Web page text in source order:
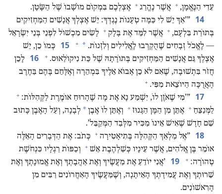
עֵדִי הַנֶּאֱמָן,‏ + אֲשֶׁר נֶהֱרַג + אֶצְלְכֶם בִּמְקוֹם מוֹשָׁבוֹ שֶׁל הַשָּׂטָן.‏
14 ‏”‏’‏אַךְ יֵשׁ לִי כַּמָּה טְעָנוֹת נֶגְדְּךָ:‏ יֵשׁ אֶצְלְךָ אֲנָשִׁים הַמַּחְזִיקִים
בְּתוֹרַת בִּלְעָם,‏ + אֲשֶׁר לִמֵּד אֶת בָּלָק + לָשִׂים מִכְשׁוֹל לִפְנֵי בְּנֵי יִשְׂרָאֵל
— לֶאֱכֹל זְבָחִים שֶׁהֻקְרְבוּ לֶאֱלִילִים וְלִזְנוֹת.‏ *
+
15
כְּמוֹ כֵן,‏ יֵשׁ
אֶצְלְךָ גַּם אֲנָשִׁים הַמַּחְזִיקִים בְּתוֹרָתָהּ שֶׁל כַּת נִיקוֹלַאוּס.‏ +
16 לָכֵן
חֲזֹר בִּתְשׁוּבָה,‏ שֶׁאִם לֹא כֵן אָבוֹא אֵלֶיךָ בִּמְהֵרָה וְאֶלָּחֵם בָּהֶם בַּחֶרֶב
הָאֲרֻכָּה הַיּוֹצֵאת מִפִּי.‏ +
17 ‏”‏’‏מִי שֶׁאֹזֶן לוֹ,‏ יִשְׁמַע נָא אֶת מָה שֶׁהָרוּחַ אוֹמֶרֶת לַקְּהִלּוֹת:‏ +
לַמְּנַצֵּחַ + אֶתֵּן מִן הַמָּן הַגָּנוּז + וְאֶתֵּן לוֹ אֶבֶן * לְבָנָה,‏ וְעַל הָאֶבֶן כָּתוּב
שֵׁם חָדָשׁ שֶׁאִישׁ אֵינוֹ מַכִּיר מִלְּבַד הַמְּקַבֵּל’‏.‏
18 ‏”‏אֶל מַלְאַךְ הַקְּהִלָּה בְּתִיאָטִירָה + כְּתֹב:‏ אֶת הַדְּבָרִים הָאֵלֶּה
אוֹמֵר בֶּן אֱלֹהִים,‏ אֲשֶׁר עֵינָיו כְּשַׁלְהֶבֶת אֵשׁ + וְכַפּוֹת רַגְלָיו כִּנְחֹשֶׁת
טְהוֹרָה:‏ +
19
‏’‏אֲנִי יוֹדֵעַ אֶת מַעֲשֶׂיךָ וְאֶת אַהֲבָתְךָ וְאֶת אֱמוּנָתְךָ וְאֶת
שֵׁרוּתְךָ וְאֶת עֲמִידָתְךָ הָאֵיתָנָה,‏ וְשֶׁמַּעֲשֶׂיךָ הָאַחֲרוֹנִים רַבִּים מִן
הָרִאשׁוֹנִים.‏